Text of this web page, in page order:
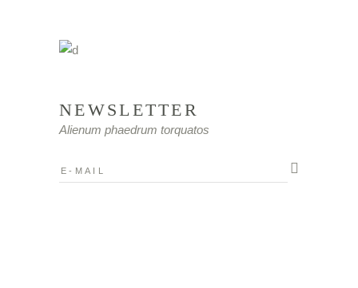
NEWSLETTER
Alienum phaedrum torquatos